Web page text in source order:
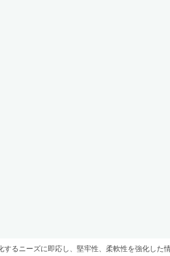
るニーズに即応し、堅牢性、柔軟性を強化した